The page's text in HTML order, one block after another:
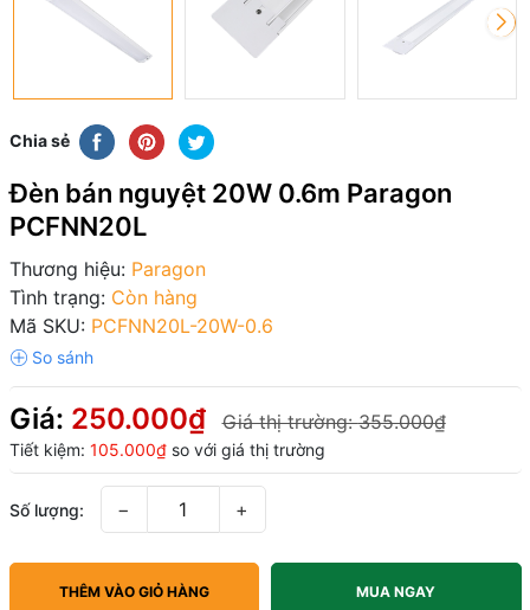
Chia sẻ
Đèn bán nguyệt 20W 0.6m Paragon
PCFNN20L
Thương hiệu: Paragon
Tình trạng: Còn hàng
Mã SKU: PCFNN20L-20W-0.6
Giá: 250.000₫ Giá thị trường:355.000₫
Tiết kiệm: 105.000₫so với giá thị trường
Số lượng: − +
THÊM VÀO GIỎ HÀNG MUA NGAY